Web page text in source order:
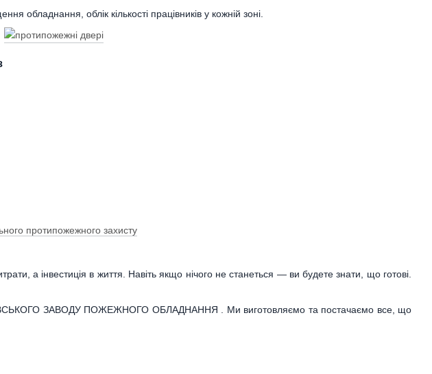
обладнання, облік кількості працівників у кожній зоні.
протипожежного захисту
а інвестиція в життя. Навіть якщо нічого не станеться — ви будете знати, що готові.
ЗАВОДУ ПОЖЕЖНОГО ОБЛАДНАННЯ . Ми виготовляємо та постачаємо все, що